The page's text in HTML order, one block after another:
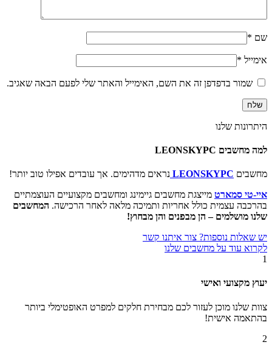
שם *
אימייל *
שמור בדפדפן זה את השם, האימייל והאתר שלי לפעם הבאה שאגיב.
היתרונות שלנו
למה מחשבים LEONSKYPC
מחשבים LEONSKYPC נראים מדהימים. אך עובדים אפילו טוב יותר!
איי-טי סמארט מייצגת מחשבים גיימינג ומחשבים מקצועיים העוצמתיים
בהרכבה עצמית כולל אחריות ותמיכה מלאה לאחר הרכישה. המחשבים
שלנו מושלמים – הן מבפנים והן מבחוץ!
יש שאלות נוספות? צור איתנו קשר
לקרוא עוד על מחשבים שלנו
1
יעוץ מקצועי ואישי
צוות שלנו מוכן לעזור לכם מבחירת חלקים למפרט האופטימלי ביותר
בהתאמה אישית!
2